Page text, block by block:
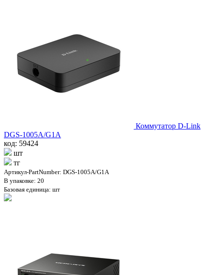
Коммутатор D-Link
DGS-1005A/G1A
код: 59424
шт
тг
Артикул-PartNumber: DGS-1005A/G1A
В упаковке: 20
Базовая единица: шт